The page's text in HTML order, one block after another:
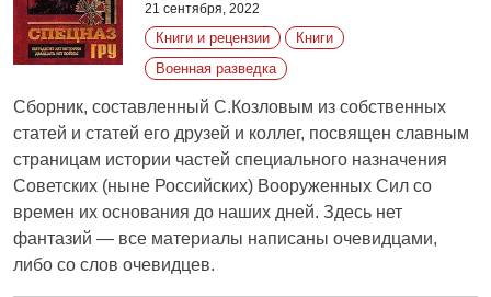
21 сентября, 2022
Книги и рецензии
Книги
Военная разведка
Сборник, составленный С.Козловым из собственных
статей и статей его друзей и коллег, посвящен славным
страницам истории частей специального назначения
Советских (ныне Российских) Вооруженных Сил со
времен их основания до наших дней. Здесь нет
фантазий — все материалы написаны очевидцами,
либо со слов очевидцев.